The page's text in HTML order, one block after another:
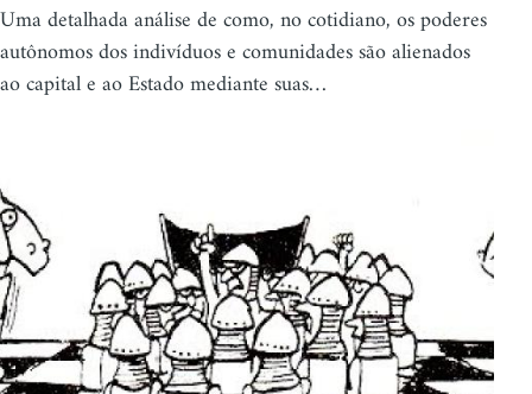
Uma detalhada análise de como, no cotidiano, os poderes
autônomos dos indivíduos e comunidades são alienados
ao capital e ao Estado mediante suas…